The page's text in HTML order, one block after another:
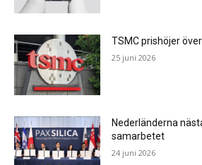
TSMC prishöjer
25 juni 2026
Nederländerna
samarbetet
24 juni 2026